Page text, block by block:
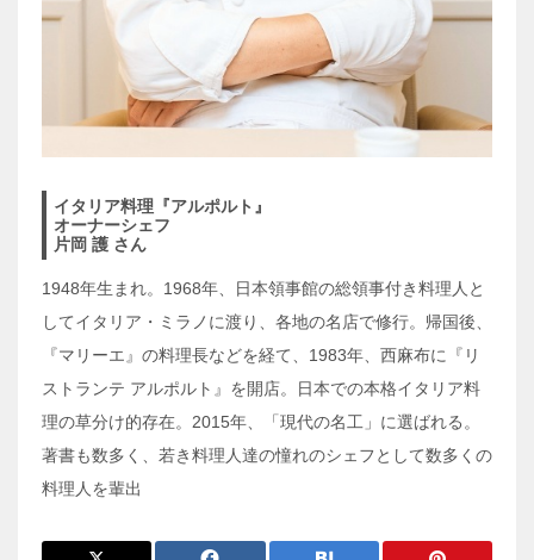
イタリア料理『アルポルト』
オーナーシェフ
片岡 護 さん
1948年生まれ。1968年、日本領事館の総領事付き料理人と
してイタリア・ミラノに渡り、各地の名店で修行。帰国後、
『マリーエ』の料理長などを経て、1983年、西麻布に『リ
ストランテ アルポルト』を開店。日本での本格イタリア料
理の草分け的存在。2015年、「現代の名工」に選ばれる。
著書も数多く、若き料理人達の憧れのシェフとして数多くの
料理人を輩出